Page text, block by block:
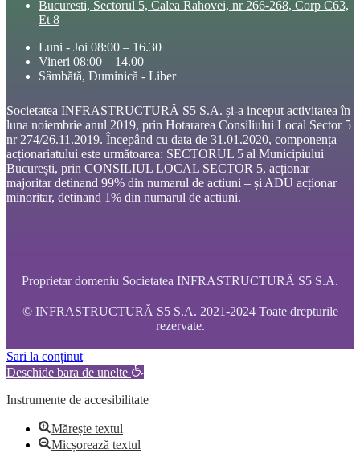
Bucuresti, Sectorul 5, Calea Rahovei, nr 266-268, Corp C63,
Et 8
Luni - Joi 08:00 – 16.30
Vineri 08:00 – 14.00
Sâmbătă, Duminică - Liber
Societatea INFRASTRUCTURĂ S5 S.A. și-a inceput activitatea în
luna noiembrie anul 2019, prin Hotararea Consiliului Local Sector 5
nr 274/26.11.2019. Începând cu data de 31.01.2020, componența
acționariatului este următoarea: SECTORUL 5 al Municipiului
București, prin CONSILIUL LOCAL SECTOR 5, acționar
majoritar detinand 99% din numarul de actiuni – și ADU acționar
minoritar, detinand 1% din numarul de actiuni.
Proprietar domeniu Societatea INFRASTRUCTURĂ S5 S.A.
© INFRASTRUCTURĂ S5 S.A. 2021-2024 Toate drepturile
rezervate.
Sari la conținut
Deschide bara de unelte
Instrumente de accesibilitate
Mărește textul
Micșorează textul